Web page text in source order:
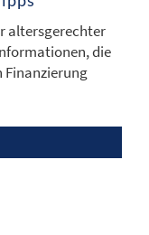
altersgerechter
die
Finanzierung